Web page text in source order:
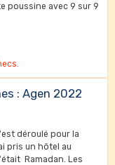
poussine avec 9 sur 9
: Agen 2022
déroulé pour la
pris un hôtel au
Ramadan. Les